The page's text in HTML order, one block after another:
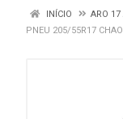
INÍCIO ARO 17
PNEU 205/55R17